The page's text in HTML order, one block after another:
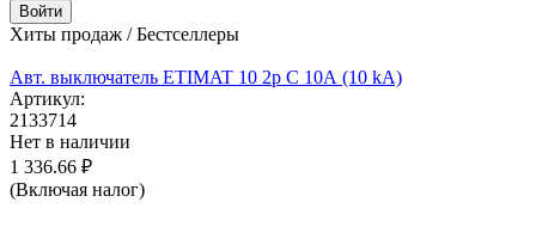
Войти
Хиты продаж / Бестселлеры
Авт. выключатель ETIMAT 10 2p C 10А (10 kA)
Артикул:
2133714
Нет в наличии
1 336.66 ₽
(Включая налог)